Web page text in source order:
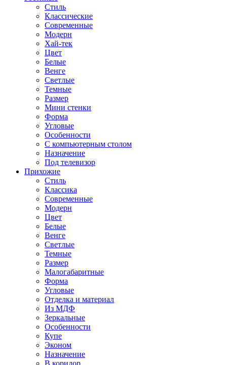
Стиль
Классические
Современные
Модерн
Хай-тек
Цвет
Белые
Венге
Светлые
Темные
Размер
Мини стенки
Форма
Угловые
Особенности
С компьютерным столом
Назначение
Под телевизор
Прихожие
Стиль
Классика
Современные
Модерн
Цвет
Белые
Венге
Светлые
Темные
Размер
Малогабаритные
Форма
Угловые
Отделка и материал
Из МДФ
Зеркальные
Особенности
Купе
Эконом
Назначение
В коридор